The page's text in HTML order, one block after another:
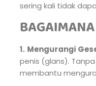
sering kali tidak
1. Mengurangi
penis (glans).
membantu